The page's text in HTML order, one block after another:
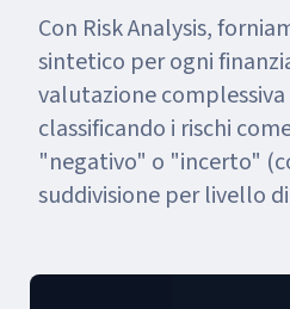
Con Risk Analysis,
sintetico per ogni
valutazione
classificando i rischi
"negativo" o "incerto"
suddivisione per livello